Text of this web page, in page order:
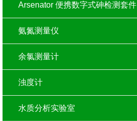
Arsenator 便携数字式砷检测套件
氨氮测量仪
余氯测量计
浊度计
水质分析实验室